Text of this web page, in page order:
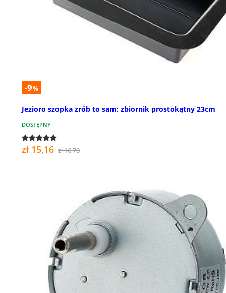
-9%
Jezioro szopka zrób to sam: zbiornik prostokątny 23cm
DOSTĘPNY
zł 15,16 zł 16,70